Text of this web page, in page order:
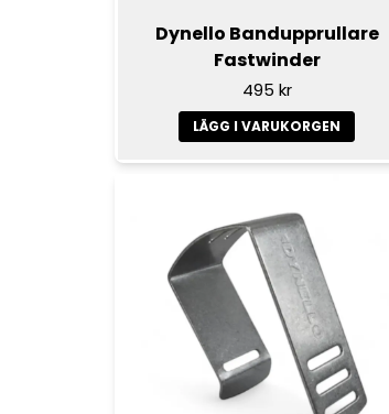
Dynello Bandupprullare
Fastwinder
495 kr
LÄGG I VARUKORGEN